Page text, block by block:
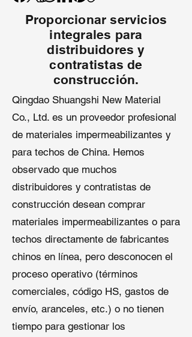
reducen el daño a las tejas.
Compatibilidad Versátil: Se adapta
a la mayoría de las pistolas de
clavos en bobina de 15 grados
(por ejemplo, Senco, Metabo
HPT, Bostitch) para una
Múltiples Opciones de Vástago:
Diseños de vástago liso o en
anillo mejoran la resistencia a la
extracción, ideales para áreas
con vientos fuertes.
Bobinas de Alta Capacidad
clavos por caja (60 bobinas),
cubriendo de 15 a 22.5
cuadrados (basado en 4-6 clavos
por teja), reduciendo recargas.
Aplicaciones de los Clavos para
Techado en Bobina
Losclavos para techado en bobina
Proporcionar servicios
integrales para
distribuidores y
contratistas de
construcción.
Qingdao Shuangshi New Material
Co., Ltd. es un proveedor profesional
de materiales impermeabilizantes y
para techos de China. Hemos
observado que muchos
distribuidores y contratistas de
construcción desean comprar
materiales impermeabilizantes o para
techos directamente de fabricantes
chinos en línea, pero desconocen el
proceso operativo (términos
comerciales, código HS, gastos de
envío, aranceles, etc.) o no tienen
tiempo para gestionar los